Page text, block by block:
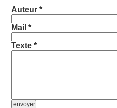
Auteur *
Mail *
Texte *